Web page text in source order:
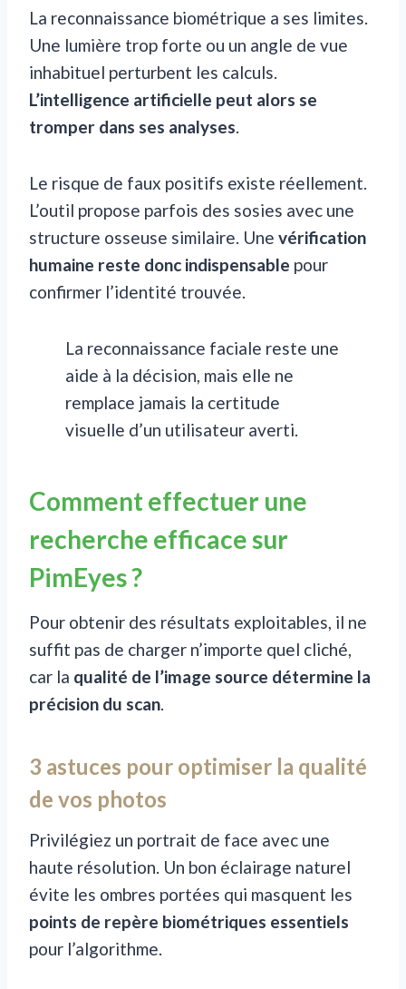
La reconnaissance biométrique a ses limites.
Une lumière trop forte ou un angle de vue
inhabituel perturbent les calculs.
L’intelligence artificielle peut alors se
tromper dans ses analyses.
Le risque de faux positifs existe réellement.
L’outil propose parfois des sosies avec une
structure osseuse similaire. Une vérification
humaine reste donc indispensable pour
confirmer l’identité trouvée.
La reconnaissance faciale reste une
aide à la décision, mais elle ne
remplace jamais la certitude
visuelle d’un utilisateur averti.
Comment effectuer une
recherche efficace sur
PimEyes ?
Pour obtenir des résultats exploitables, il ne
suffit pas de charger n’importe quel cliché,
car la qualité de l’image source détermine la
précision du scan.
3 astuces pour optimiser la qualité
de vos photos
Privilégiez un portrait de face avec une
haute résolution. Un bon éclairage naturel
évite les ombres portées qui masquent les
points de repère biométriques essentiels
pour l’algorithme.